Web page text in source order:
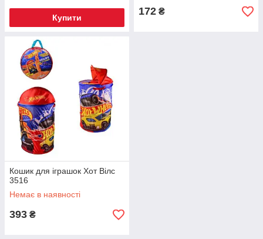
Купити
172 ₴
Кошик для іграшок Хот Вілс
3516
Немає в наявності
393 ₴